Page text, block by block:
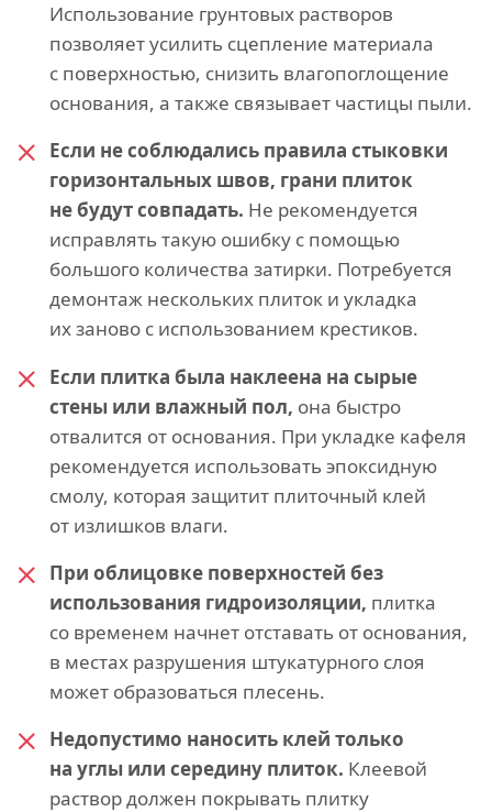
Использование грунтовых растворов
позволяет усилить сцепление материала
с поверхностью, снизить влагопоглощение
основания, а также связывает частицы пыли.
Если не соблюдались правила стыковки
горизонтальных швов, грани плиток
не будут совпадать. Не рекомендуется
исправлять такую ошибку с помощью
большого количества затирки. Потребуется
демонтаж нескольких плиток и укладка
их заново с использованием крестиков.
Если плитка была наклеена на сырые
стены или влажный пол, она быстро
отвалится от основания. При укладке кафеля
рекомендуется использовать эпоксидную
смолу, которая защитит плиточный клей
от излишков влаги.
При облицовке поверхностей без
использования гидроизоляции, плитка
со временем начнет отставать от основания,
в местах разрушения штукатурного слоя
может образоваться плесень.
Недопустимо наносить клей только
на углы или середину плиток. Клеевой
раствор должен покрывать плитку